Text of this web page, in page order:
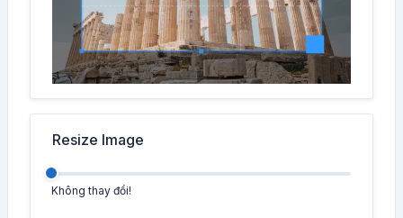
Resize Image
Không thay đổi!